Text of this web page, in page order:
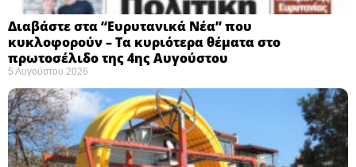
Διαβάστε στα “Ευρυτανικά Νέα” που
κυκλοφορούν – Τα κυριότερα θέματα στο
πρωτοσέλιδο της 4ης Αυγούστου
5 Αυγούστου 2026